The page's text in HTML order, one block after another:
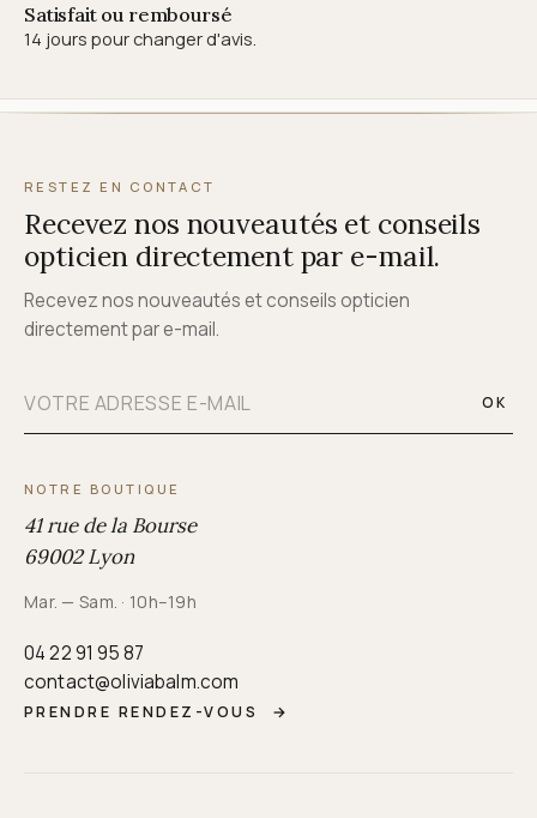
Satisfait ou remboursé
14 jours pour changer d'avis.
RESTEZ EN CONTACT
Recevez nos nouveautés et conseils
opticien directement par e-mail.
Recevez nos nouveautés et conseils opticien
directement par e-mail.
OK
NOTRE BOUTIQUE
41 rue de la Bourse
69002 Lyon
Mar. — Sam. · 10h–19h
04 22 91 95 87
contact@oliviabalm.com
PRENDRE RENDEZ-VOUS →